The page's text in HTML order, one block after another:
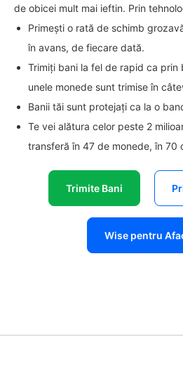
de obicei mult mai ieftin. Prin
Primești o rată de schimb
în avans, de fiecare dată.
Trimiți bani la fel de rapid ca prin
unele monede sunt trimise în
Banii tăi sunt protejați ca la o
Te vei alătura celor peste 2
transferă în 47 de monede, în 70
Trimite Bani
Wise pentru